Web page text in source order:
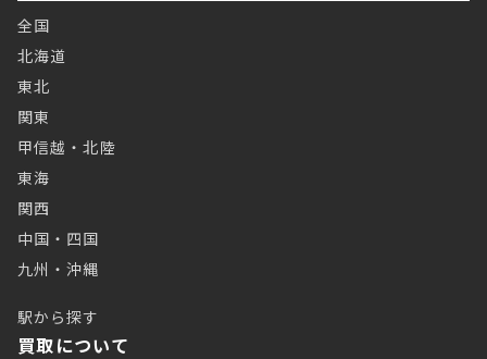
全国
北海道
東北
関東
甲信越・北陸
東海
関西
中国・四国
九州・沖縄
駅から探す
買取について